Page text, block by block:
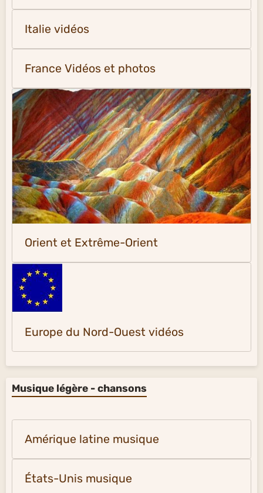
Italie vidéos
France Vidéos et photos
Orient et Extrême-Orient
Europe du Nord-Ouest vidéos
Musique légère - chansons
Amérique latine musique
États-Unis musique